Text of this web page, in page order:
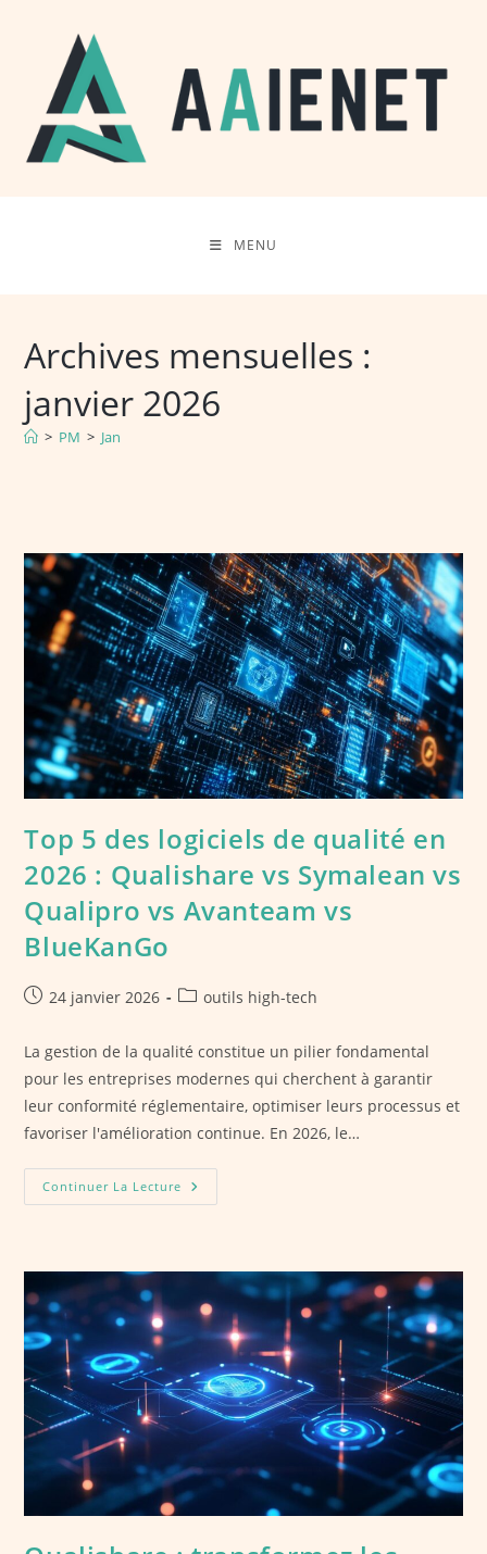
MENU
Archives mensuelles :
janvier 2026
> PM > Jan
Top 5 des logiciels de qualité en
2026 : Qualishare vs Symalean vs
Qualipro vs Avanteam vs
BlueKanGo
Publication
24 janvier 2026
Postoutils high-tech
La gestion de la qualité constitue un pilier fondamental
pour les entreprises modernes qui cherchent à garantir
leur conformité réglementaire, optimiser leurs processus et
favoriser l'amélioration continue. En 2026, le…
Continuer La Lecture Top
5
En
:
Qualishare
Vs
Symalean
Vs
Qualipro
Vs
Avanteam
Vs
BlueKanGo